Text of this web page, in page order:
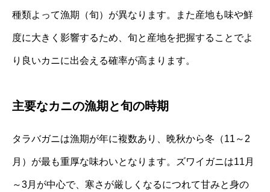
種類よって漁期（旬）が異なります。また産地も味や鮮
度に大きく影響するため、旬と産地を把握することでよ
り良いカニに出会える確率が高まります。
主要なカニの漁期と旬の時期
タラバガニは漁期が年に複数あり、晩秋から冬（11～2
月）が最も重厚な味わいとなります。ズワイガニは11月
～3月が中心で、寒さが厳しくなるにつれて甘みと身の